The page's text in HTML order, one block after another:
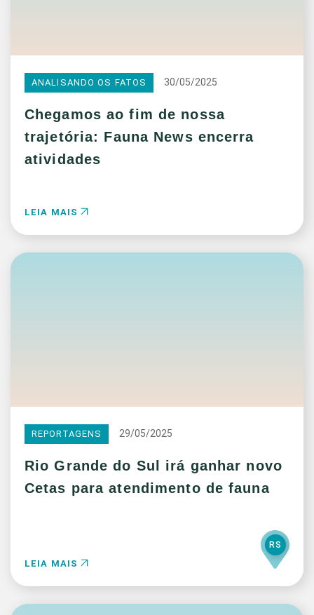
ANALISANDO OS FATOS 30/05/2025
Chegamos ao fim de nossa
trajetória: Fauna News encerra
atividades
LEIA MAIS
REPORTAGENS 29/05/2025
Rio Grande do Sul irá ganhar novo
Cetas para atendimento de fauna
LEIA MAIS
RS